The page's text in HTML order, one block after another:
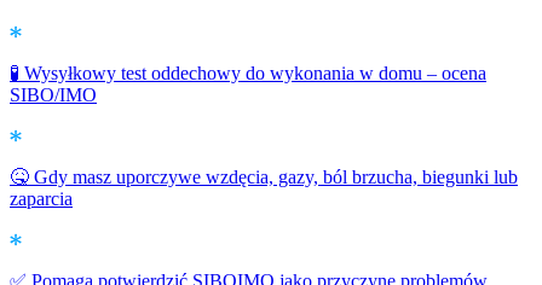
🧪 Wysyłkowy test oddechowy do wykonania w domu – ocena
SIBO/IMO
🤒 Gdy masz uporczywe wzdęcia, gazy, ból brzucha, biegunki lub
zaparcia
✅ Pomaga potwierdzić SIBOIMO jako przyczynę problemów